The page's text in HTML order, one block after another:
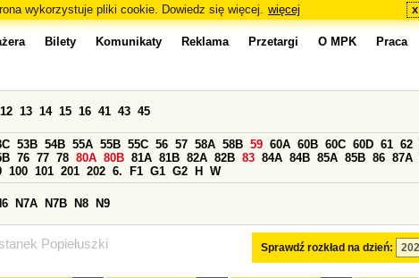
wykorzystuje pliki cookie. Dowiedz się więcej. więcej x
Popiełuszki
Bilety Komunikaty Reklama Przetargi O MPK Praca
Sprawdź rozkład na dzień:
12 13 14 15 16 41 43 45
53B 54B 55A 55B 55C 56 57 58A 58B 59 60A 60B 60C 60D 61 62
76 77 78 80A 80B 81A 81B 82A 82B 83 84A 84B 85A 85B 86 87A
100 101 201 202 6. F1 G1 G2 H W
N7A N7B N8 N9